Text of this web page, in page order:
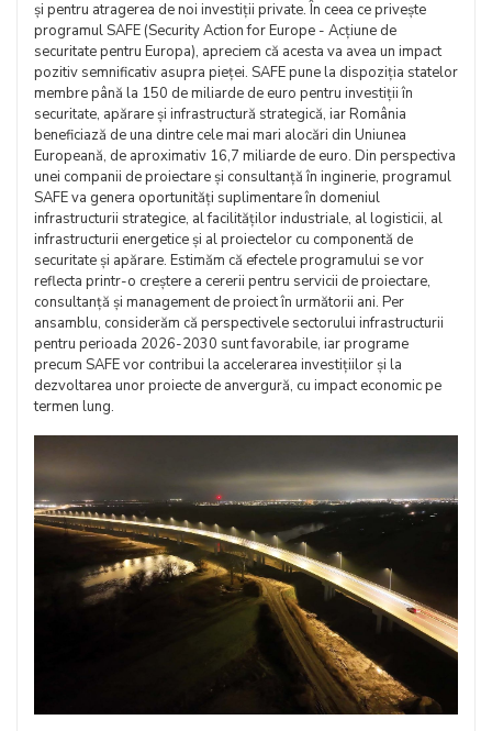
și pentru atragerea de noi investiții private. În ceea ce privește
programul SAFE (Security Action for Europe - Acțiune de
securitate pentru Europa), apreciem că acesta va avea un impact
pozitiv semnificativ asupra pieței. SAFE pune la dispoziția statelor
membre până la 150 de miliarde de euro pentru investiții în
securitate, apărare și infrastructură strategică, iar România
beneficiază de una dintre cele mai mari alocări din Uniunea
Europeană, de aproximativ 16,7 miliarde de euro. Din perspectiva
unei companii de proiectare și consultanță în inginerie, programul
SAFE va genera oportunități suplimentare în domeniul
infrastructurii strategice, al facilităților industriale, al logisticii, al
infrastructurii energetice și al proiectelor cu componentă de
securitate și apărare. Estimăm că efectele programului se vor
reflecta printr-o creștere a cererii pentru servicii de proiectare,
consultanță și management de proiect în următorii ani. Per
ansamblu, considerăm că perspectivele sectorului infrastructurii
pentru perioada 2026-2030 sunt favorabile, iar programe
precum SAFE vor contribui la accelerarea investițiilor și la
dezvoltarea unor proiecte de anvergură, cu impact economic pe
termen lung.